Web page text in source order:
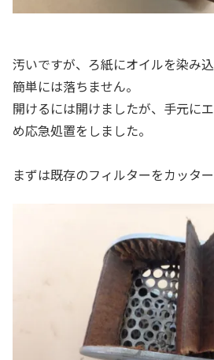
汚いですが、ろ紙にオイルを染み
簡単には落ちません。
開けるには開けましたが、手元に
め応急処置をしました。
まずは既存のフィルターをカッタ